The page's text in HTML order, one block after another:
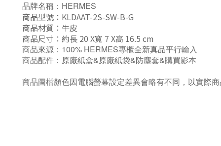
品牌名稱：HERMES
商品型號：KLDAAT-2S-SW-B-G
商品材質：牛皮
商品尺寸：約長 20 X寬 7 X高 16.5 cm
商品來源：100% HERMES專櫃全新真品平行輸入
商品配件：原廠紙盒&原廠紙袋&防塵套&購買影本
商品圖檔顏色因電腦螢幕設定差異會略有不同，以實際